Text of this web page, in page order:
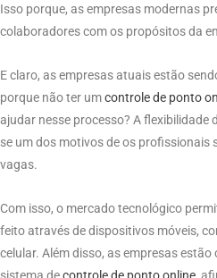
Isso porque, as empresas modernas
colaboradores com os propósitos da
E claro, as empresas atuais estão
porque não ter umcontrolede ponto
ajudar nesse processo? A flexibilidade
se um dos motivos de os profissionais
vagas.
Com isso, o mercado tecnológico
feito através de dispositivos móveis,
celular. Além disso, as empresas